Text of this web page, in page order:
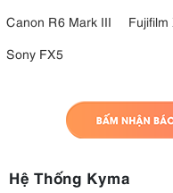
Canon R6 Mark III
Fujifilm
Sony FX5
Hệ Thống Kyma